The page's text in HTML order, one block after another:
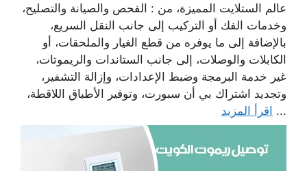
عالم الستلايت المميزة، من : الفحص والصيانة والتصليح،
وخدمات الفك أو التركيب إلى جانب النقل السريع،
بالإضافة إلى ما يوفره من قطع الغيار والملحقات، أو
الكابلات والوصلات، إلى جانب الستاندات والريموتات،
غير خدمة البرمجة وضبط الإعدادات، وإزالة التشفير،
وتجديد اشتراك بي أن سبورت، وتوفير الأطباق اللاقطة،
... اقرأ المزيد